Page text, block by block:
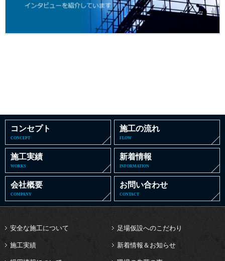
コンセプト
CONCEPT
施工の流れ
FLOW
施工実績
WORKS
新着情報
INFORMATION
会社概要
COMPANY
お問い合わせ
CONTACT
安全な施工について 足場仮設へのこだわり
施工実績 新着情報＆お知らせ